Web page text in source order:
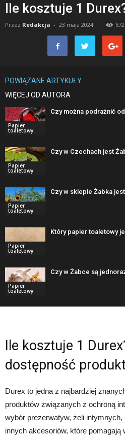
Ile kosztuje 1
Przez Redakcja - 23 maja 2024 672
POWIĄZANE ARTYKUŁY
WIĘCEJ OD AUTORA
Papier
toaletowy
Czy można podrażnić
Papier
toaletowy
Czy w Czechach jest
Papier
toaletowy
Czy w sklepie Żabka
Papier
toaletowy
Który papier toaletowy
Papier
toaletowy
Czy w Żabce są
Ile kosztuje 1
dostępność
Durex to jedna z najbardziej
produktów związanych z ochroną
wybór prezerwatyw, żeli
innych akcesoriów, które pomagają